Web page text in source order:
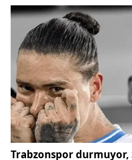
Derneği Başkanı Hakan
insanı Emre Koç’un da
çocuklara özel bir sürpriz
verildi. Kısa sürede
temin edilerek öğrenciler
Hazırlanan sürpriz, Sivas
katılımıyla gerçekleşti.
Köyü’nde bulunan Şehit
Ortaokulu’nu ziyaret